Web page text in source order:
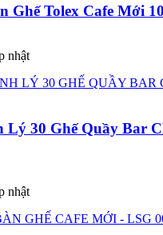
Ghế Tolex Cafe Mới
nhật
Lý 30 Ghế Quầy Bar
nhật